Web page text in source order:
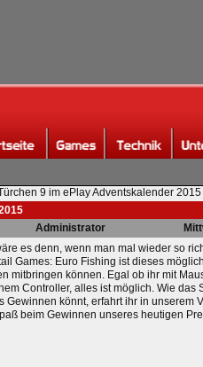
9 im ePlay Adventskalender 2015
Administrator
es denn, wenn man mal wieder so
Games: Euro Fishing ist dieses
mitbringen können. Egal ob ihr mit
Controller, alles ist möglich. Wie das
Gewinnen könnt, erfahrt ihr in unserem
beim Gewinnen unseres heutigen